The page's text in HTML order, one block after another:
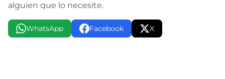
alguien que lo necesite.
WhatsApp Facebook X